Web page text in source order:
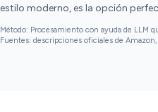
estilo moderno, es la opción
Método: Procesamiento con ayuda de LLM
Fuentes: descripciones oficiales de